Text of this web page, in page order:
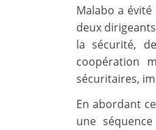
Malabo a
deux
la sécurité,
coopération
sécuritaires,
En abordant
une